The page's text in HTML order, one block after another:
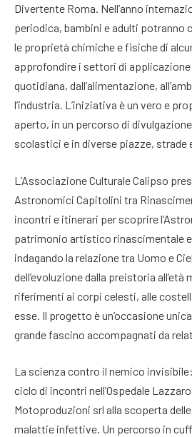
Divertente Roma. Nell’anno
periodica, bambini e adulti potranno
le proprietà chimiche e fisiche di
approfondire i settori di applicazione
quotidiana, dall’alimentazione,
l’industria. L’iniziativa è un vero e
aperto, in un percorso di
scolastici e in diverse piazze, strade
L’Associazione Culturale Calipso
Astronomici Capitolini tra
incontri e itinerari per scoprire
patrimonio artistico rinascimentale
indagando la relazione tra Uomo e
dell’evoluzione dalla preistoria all’età
riferimenti ai corpi celesti, alle
esse. Il progetto è un’occasione
grande fascino accompagnati da
La scienza contro il nemico
ciclo di incontri nell’Ospedale
Motoproduzioni srl alla scoperta
malattie infettive. Un percorso in